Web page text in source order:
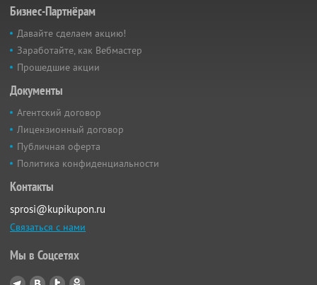
Бизнес-Партнёрам
Давайте сделаем акцию!
Заработайте, как Вебмастер
Прошедшие акции
Документы
Агентский договор
Лицензионный договор
Публичная оферта
Политика конфиденциальности
Контакты
sprosi@kupikupon.ru
Связаться с нами
Мы в Соцсетях